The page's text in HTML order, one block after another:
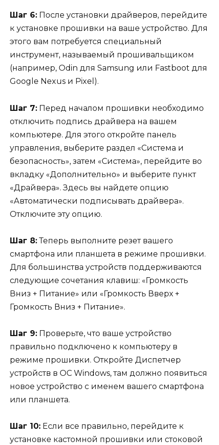
Шаг 6: После установки драйверов, перейдите
к установке прошивки на ваше устройство. Для
этого вам потребуется специальный
инструмент, называемый прошивальщиком
(например, Odin для Samsung или Fastboot для
Google Nexus и Pixel).
Шаг 7: Перед началом прошивки необходимо
отключить подпись драйвера на вашем
компьютере. Для этого откройте панель
управления, выберите раздел «Система и
безопасность», затем «Система», перейдите во
вкладку «Дополнительно» и выберите пункт
«Драйвера». Здесь вы найдете опцию
«Автоматически подписывать драйвера».
Отключите эту опцию.
Шаг 8:Теперь выполните резет вашего
смартфона или планшета в режиме прошивки.
Для большинства устройств поддерживаются
следующие сочетания клавиш: «Громкость
Вниз + Питание» или «Громкость Вверх +
Громкость Вниз + Питание».
Шаг 9: Проверьте, что ваше устройство
правильно подключено к компьютеру в
режиме прошивки. Откройте Диспетчер
устройств в ОС Windows, там должно появиться
новое устройство с именем вашего смартфона
или планшета.
Шаг 10: Если все правильно, перейдите к
установке кастомной прошивки или стоковой